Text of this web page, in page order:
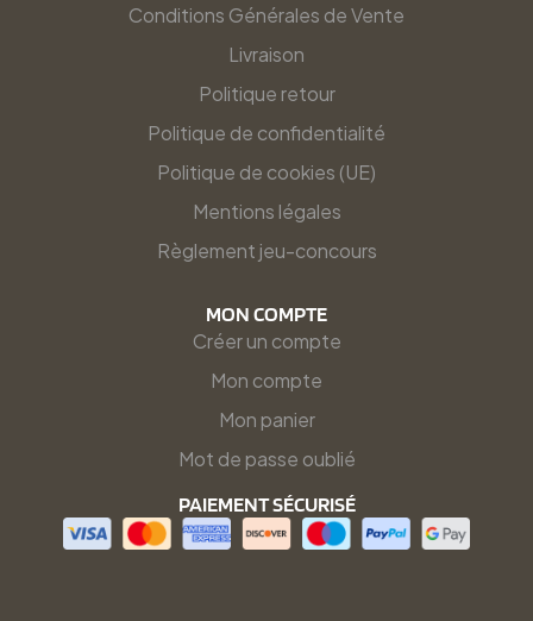
Conditions Générales de Vente
Livraison
Politique retour
Politique de confidentialité
Politique de cookies (UE)
Mentions légales
Règlement jeu-concours
MON COMPTE
Créer un compte
Mon compte
Mon panier
Mot de passe oublié
PAIEMENT SÉCURISÉ